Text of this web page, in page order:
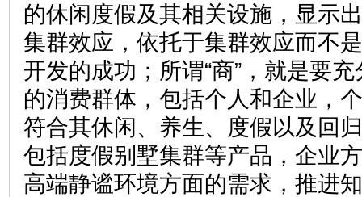
的休闲度假及其相关设施，显示
集群效应，依托于集群效应而不
开发的成功；所谓“商”，就是要
的消费群体，包括个人和企业，
符合其休闲、养生、度假以及回
包括度假别墅集群等产品，企业
高端静谧环境方面的需求，推进